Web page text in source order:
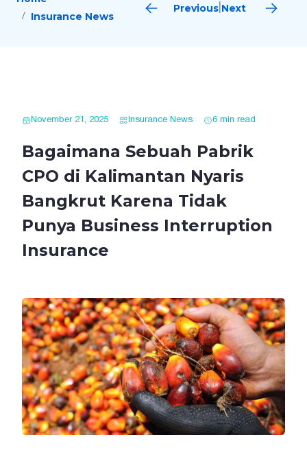
Insurance News
Previous Next
November 21, 2025 Insurance News 6 min read
Bagaimana Sebuah Pabrik
CPO di Kalimantan Nyaris
Bangkrut Karena Tidak
Punya Business Interruption
Insurance